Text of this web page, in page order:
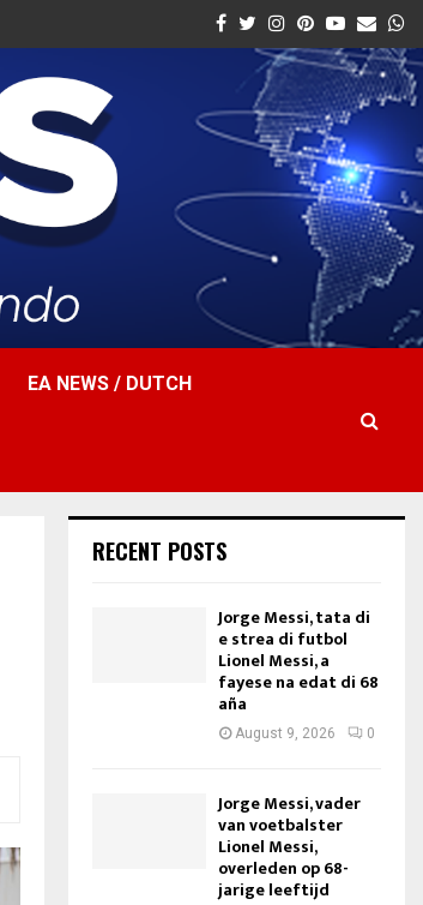
Facebook
Twitter
Instagram
Pinterest
Youtube
Email
EA NEWS / DUTCH
RECENT POSTS
Jorge Messi, tata di
e strea di futbol
Lionel Messi, a
fayese na edat di 68
aña
August 9, 2026 0
Jorge Messi, vader
van voetbalster
Lionel Messi,
overleden op 68-
jarige leeftijd